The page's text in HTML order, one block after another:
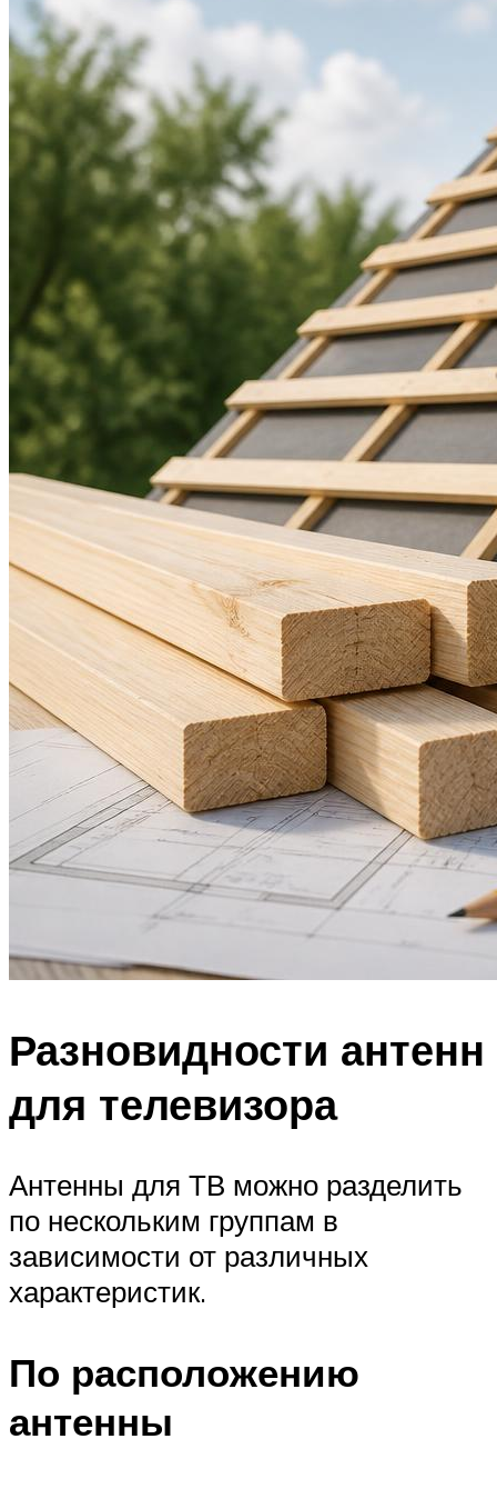
Разновидности антенн
для телевизора
Антенны для ТВ можно разделить
по нескольким группам в
зависимости от различных
характеристик.
По расположению
антенны